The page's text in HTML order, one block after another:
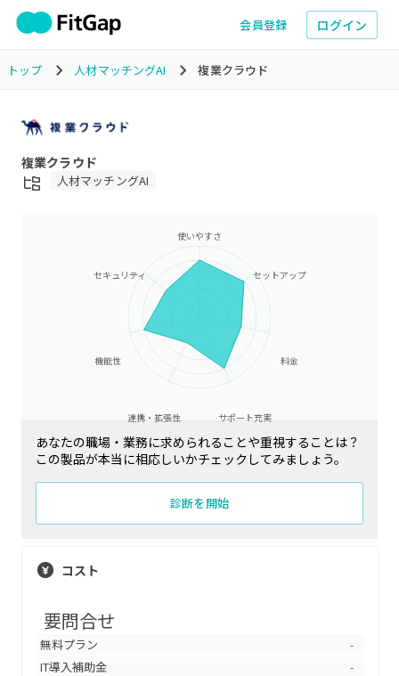
会員登録 ログイン
トップ 人材マッチングAI 複業クラウド
複業クラウド
人材マッチングAI
使いやすさ
セットアップ
料金
サポート充実
連携・拡張性
機能性
セキュリティ
あなたの職場・業務に求められることや重視することは？
この製品が本当に相応しいかチェックしてみましょう。
診断を開始
コスト
要問合せ
無料プラン -
IT導入補助金 -